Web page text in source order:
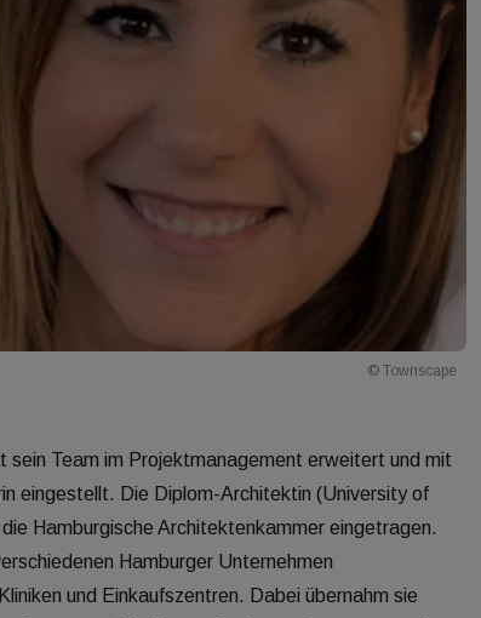
© Townscape
sein Team im Projektmanagement erweitert und mit
eingestellt. Die Diplom-Architektin (University of
Hamburgische Architektenkammer eingetragen.
Hamburger Unternehmen
und Einkaufszentren. Dabei übernahm sie